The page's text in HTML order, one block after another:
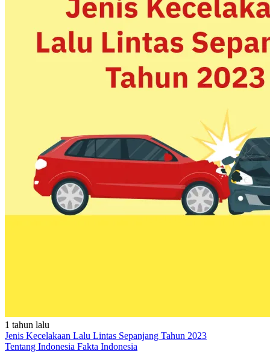
1 tahun lalu
Jenis Kecelakaan Lalu Lintas Sepanjang Tahun 2023
Tentang Indonesia Fakta Indonesia